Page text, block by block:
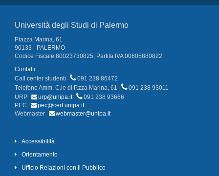
Università degli Studi di Palermo
Piazza Marina, 61
90133 - PALERMO
Codice Fiscale 80023730825, Partita IVA 00605880822
Contatti
Call center studenti
091 238 86472
Telefono Amm. C.le di P.zza Marina, 61
091 238 93011
URP
urp@unipa.it
091 238 93666
PEC
pec@cert.unipa.it
Webmaster
webmaster@unipa.it
Accessibilità
Orientamento
Ufficio Relazioni con il Pubblico